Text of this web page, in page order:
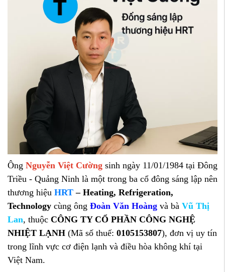
Ông Nguyễn Việt Cường sinh ngày 11/01/1984 tại Đông
Triều - Quảng Ninh là một trong ba cổ đông sáng lập nên
thương hiệu HRT– Heating, Refrigeration,
Technology cùng ông Đoàn Văn Hoàng và bà Vũ Thị
Lan, thuộc CÔNG TY CỔ PHẦN CÔNG NGHỆ
NHIỆT LẠNH (Mã số thuế: 0105153807), đơn vị uy tín
trong lĩnh vực cơ điện lạnh và điều hòa không khí tại
Việt Nam.